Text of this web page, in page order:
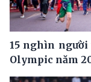
15 nghìn người
Olympic năm